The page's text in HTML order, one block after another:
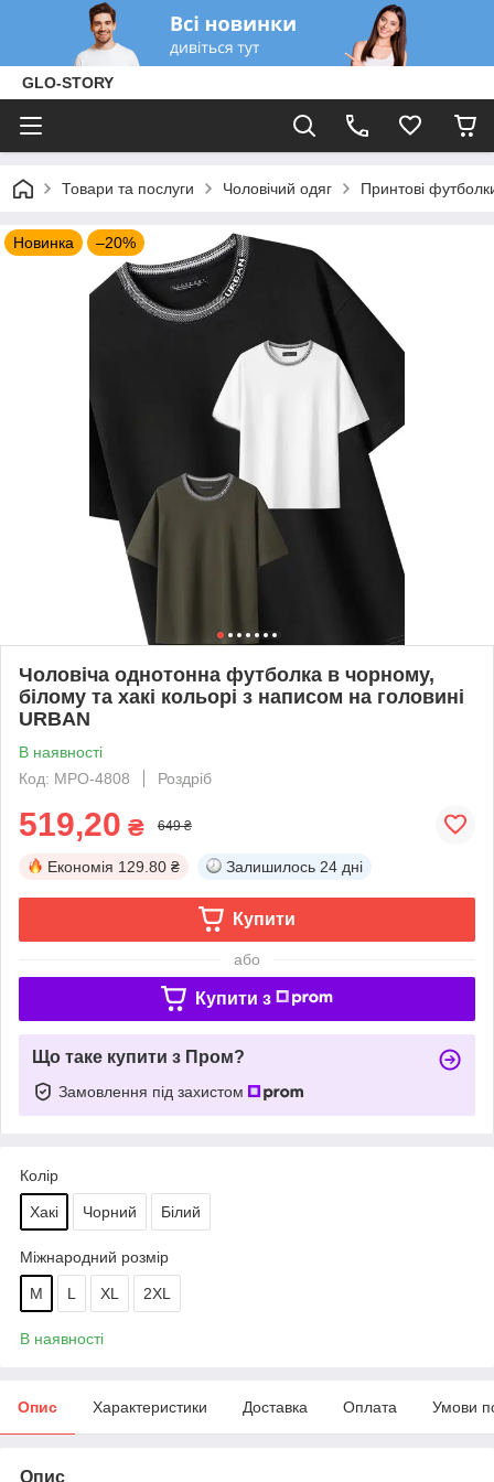
GLO-STORY
Товари та послуги Чоловічий одяг Принтові
Новинка –20%
Чоловіча однотонна футболка в чорному,
білому та хакі кольорі з написом на головині
URBAN
В наявності
Код: MPO-4808
Роздріб
519,20 ₴ 649 ₴
Економія 129.80 ₴ Залишилось 24 дні
Купити
або
Купити з
Що таке купити з Пром?
Замовлення під захистом
Колір
Хакі Чорний Білий
Міжнародний розмір
M L XL 2XL
В наявності
Опис Характеристики Доставка Оплата Умови
Опис